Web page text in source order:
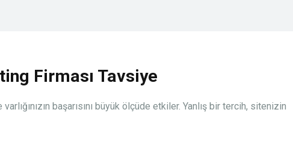
Firması Tavsiye
başarısını büyük ölçüde etkiler. Yanlış bir tercih, sitenizin